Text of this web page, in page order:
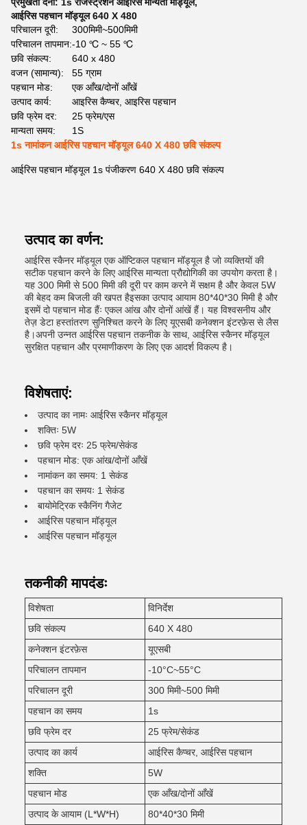
आईरिस पहचान मॉड्यूल 640 X 480
परिचालन दूरी:
300मिमी~500मिमी
परिचालन तापमान:-10 ℃ ~ 55 ℃
छवि संकल्प:
640 x 480
वजन (सामान्य):
55 ग्राम
पहचान मोड:
एक आँख/दोनों आँखें
उत्पाद कार्य:
आइरिस कैप्चर, आइरिस पहचान
छवि फ्रेम दर:
25 फ्रेम/एस
मान्यता समय:
1S
1s नामांकन आईरिस पहचान मॉड्यूल 640 X 480 छवि संकल्प
आईरिस पहचान मॉड्यूल 1s पंजीकरण 640 X 480 छवि संकल्प
उत्पाद का वर्णन:
आईरिस स्कैनर मॉड्यूल एक ऑप्टिकल पहचान मॉड्यूल है जो व्यक्तियों की
सटीक पहचान करने के लिए आईरिस मान्यता प्रौद्योगिकी का उपयोग करता है।
यह 300 मिमी से 500 मिमी की दूरी पर काम करने में सक्षम है और केवल 5W
की बेहद कम बिजली की खपत हैइसका उत्पाद आयाम 80*40*30 मिमी है और
इसमें दो पहचान मोड हैंः एकल आंख और दोनों आंखें हैं। यह विश्वसनीय और
तेज़ डेटा हस्तांतरण सुनिश्चित करने के लिए यूएसबी कनेक्शन इंटरफ़ेस से लैस
है।अपनी उन्नत आईरिस पहचान तकनीक के साथ, आईरिस स्कैनर मॉड्यूल
सुरक्षित पहचान और प्रमाणीकरण के लिए एक आदर्श विकल्प है।
विशेषताएं:
उत्पाद का नामः आईरिस स्कैनर मॉड्यूल
शक्तिः 5W
छवि फ्रेम दरः 25 फ्रेम/सेकंड
पहचान मोड: एक आंख/दोनों आँखें
नामांकन का समय: 1 सेकंड
पहचान का समयः 1 सेकंड
बायोमेट्रिक स्कैनिंग गैजेट
आईरिस पहचान मॉड्यूल
आईरिस पहचान मॉड्यूल
तकनीकी मापदंडः
विशेषता
विनिर्देश
छवि संकल्प
640 X 480
कनेक्शन इंटरफ़ेस
यूएसबी
परिचालन तापमान
-10°C~55°C
परिचालन दूरी
300 मिमी~500 मिमी
पहचान का समय
1s
छवि फ्रेम दर
25 फ्रेम/सेकंड
उत्पाद का कार्य
आईरिस कैप्चर, आईरिस पहचान
शक्ति
5W
पहचान मोड
एक आँख/दोनों आँखें
उत्पाद के आयाम (L*W*H)
80*40*30 मिमी